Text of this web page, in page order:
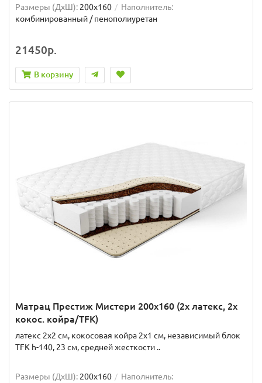
Размеры (ДxШ): 200x160
Наполнитель:
комбинированный / пенополиуретан
21450р.
В корзину
Матрац Престиж Мистери 200x160 (2x латекс, 2x
кокос. койра/TFK)
латекс 2x2 см, кокосовая койра 2x1 см, независимый блок
TFK h-140, 23 см, средней жесткости ..
Размеры (ДxШ): 200x160
Наполнитель: